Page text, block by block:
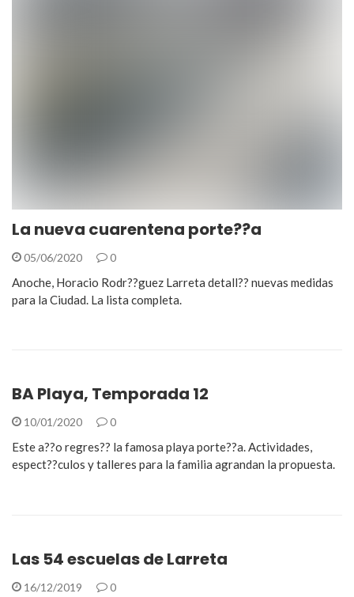
La nueva cuarentena porte??a
05/06/2020 0
Anoche, Horacio Rodr??guez Larreta detall?? nuevas medidas
para la Ciudad. La lista completa.
BA Playa, Temporada 12
10/01/2020 0
Este a??o regres?? la famosa playa porte??a. Actividades,
espect??culos y talleres para la familia agrandan la propuesta.
Las 54 escuelas de Larreta
16/12/2019 0